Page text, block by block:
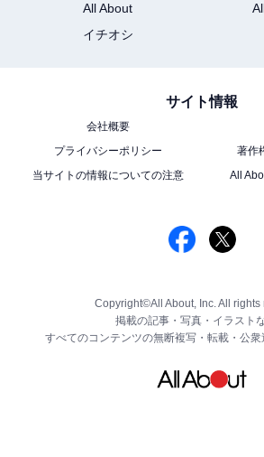
All About
イチオシ
サイト情報
会社概要
プライバシーポリシー
著作
当サイトの情報についての注意
All
Copyright©All About, Inc. All rights
掲載の記事・写真・イラストな
すべてのコンテンツの無断複写・転載・公衆